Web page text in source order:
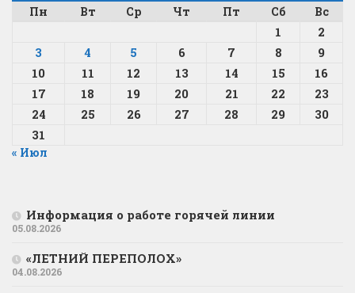
Пн
Вт Ср Чт Пт Сб Вс
1
2
3
4 5 6 7 8
9
10
11 12 13 14 15
16
17
18 19 20 21 22
23
24
25 26 27 28 29
30
31
« Июл
Информация о работе горячей линии
05.08.2026
«ЛЕТНИЙ ПЕРЕПОЛОХ»
04.08.2026